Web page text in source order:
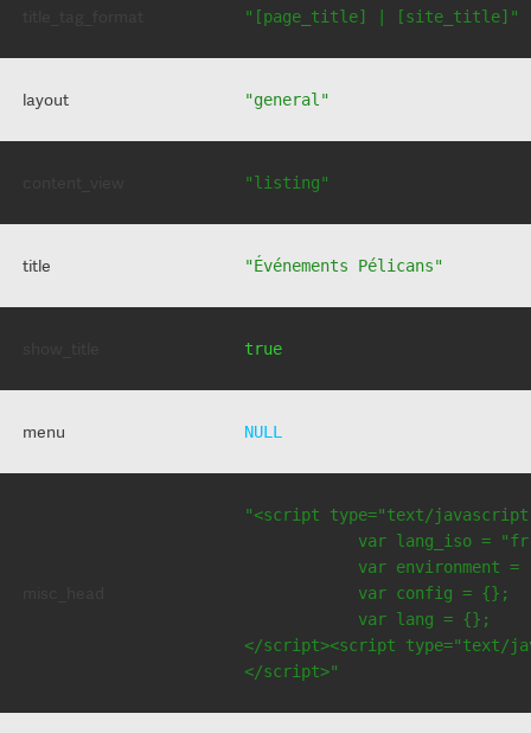
"[page_title] | [site_title]"
layout "general"
"listing"
title "Événements Pélicans"
true
menu NULL
"<script type="text/
var lang_iso =
var environment =
            var config = {};
            var lang = {};
</script><script type="text/
</script>"